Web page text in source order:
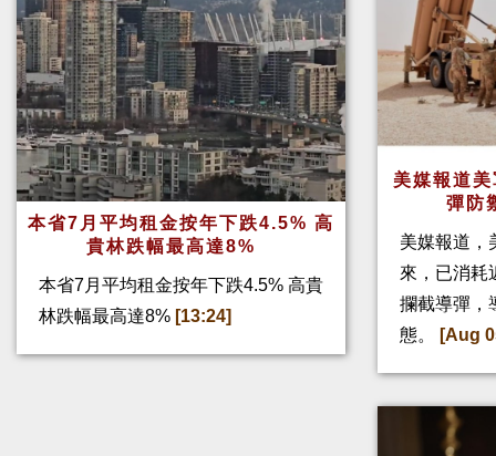
本省7月平均租金按年下跌4.5% 高
貴林跌幅最高達8%
本省7月平均租金按年下跌4.5% 高貴
林跌幅最高達8% [13:24]
美媒報道
彈防
美媒報道，
來，已消耗
攔截導彈，
態。
[Aug